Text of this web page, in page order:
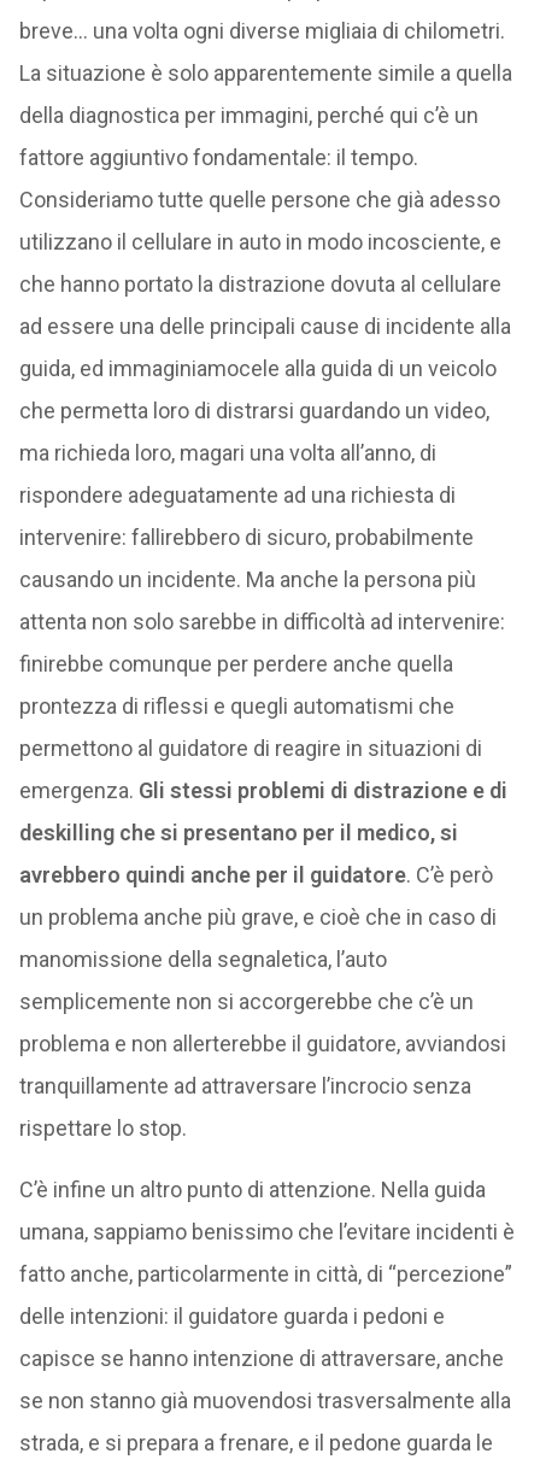
breve… una volta ogni diverse migliaia di chilometri.
La situazione è solo apparentemente simile a quella
della diagnostica per immagini, perché qui c’è un
fattore aggiuntivo fondamentale: il tempo.
Consideriamo tutte quelle persone che già adesso
utilizzano il cellulare in auto in modo incosciente, e
che hanno portato la distrazione dovuta al cellulare
ad essere una delle principali cause di incidente alla
guida, ed immaginiamocele alla guida di un veicolo
che permetta loro di distrarsi guardando un video,
ma richieda loro, magari una volta all’anno, di
rispondere adeguatamente ad una richiesta di
intervenire: fallirebbero di sicuro, probabilmente
causando un incidente. Ma anche la persona più
attenta non solo sarebbe in difficoltà ad intervenire:
finirebbe comunque per perdere anche quella
prontezza di riflessi e quegli automatismi che
permettono al guidatore di reagire in situazioni di
emergenza. Gli stessi problemi di distrazione e di
deskilling che si presentano per il medico, si
avrebbero quindi anche per il guidatore. C’è però
un problema anche più grave, e cioè che in caso di
manomissione della segnaletica, l’auto
semplicemente non si accorgerebbe che c’è un
problema e non allerterebbe il guidatore, avviandosi
tranquillamente ad attraversare l’incrocio senza
rispettare lo stop.
C’è infine un altro punto di attenzione. Nella guida
umana, sappiamo benissimo che l’evitare incidenti è
fatto anche, particolarmente in città, di “percezione”
delle intenzioni: il guidatore guarda i pedoni e
capisce se hanno intenzione di attraversare, anche
se non stanno già muovendosi trasversalmente alla
strada, e si prepara a frenare, e il pedone guarda le